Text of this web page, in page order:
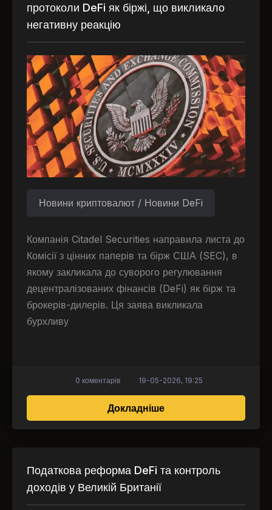
протоколи DeFi як біржі, що викликало
негативну реакцію
Новини криптовалют / Новини DeFi
Компанія Citadel Securities направила листа до
Комісії з цінних паперів та бірж США (SEC), в
якому закликала до суворого регулювання
децентралізованих фінансів (DeFi) як бірж та
брокерів-дилерів. Ця заява викликала
бурхливу
Докладнішепро Citadel просить
0 коментарів 19-05-2026, 19:25
Податкова реформа DeFi та контроль
доходів у Великій Британії